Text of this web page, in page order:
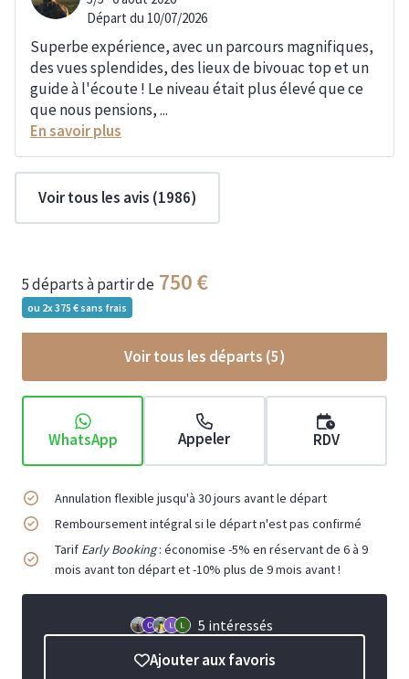
Départ du 10/07/2026
Superbe expérience, avec un parcours magnifiques,
des vues splendides, des lieux de bivouac top et un
guide à l'écoute ! Le niveau était plus élevé que ce
que nous pensions, ...
En savoir plus
Voir tous les avis (1986)
5 départsà partir de 750
ou 2x375 sans frais
Voir tous les départs (5)
WhatsApp Appeler RDV
Annulation flexible jusqu'à 30 jours avant le départ
Remboursement intégral si le départ n'est pas confirmé
Tarif Early Booking: économise -5% en réservant de 6 à 9
mois avant ton départ et -10% plus de 9 mois avant !
5 intéressés
Ajouter aux favoris